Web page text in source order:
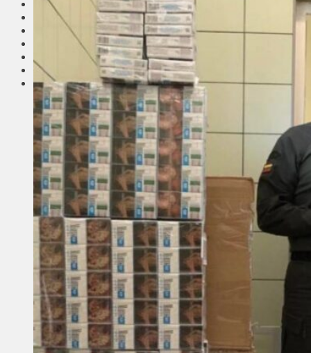
Транспорт
Выбор читателей
Калейдоскоп
Сейм Литвы
Культура
Больше
Фоторепортаж
Туризм
ЛК рекомендует
Сеньорам
Образование
Здравоохранение
Экология
Происшествия
Приграничье
Деньги
Визиты
Выборы
Агроновости
Едим дома
Ищу семью
Духовное пространство
Спорт
Технологии
Энергетика